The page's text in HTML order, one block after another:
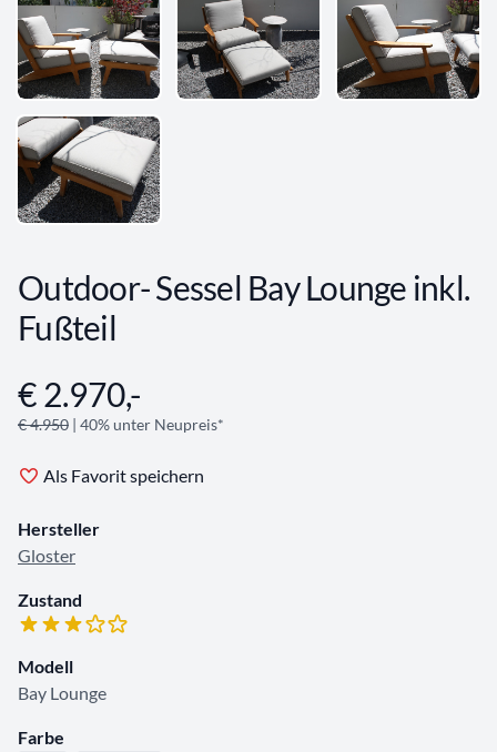
Outdoor- Sessel Bay Lounge inkl.
Fußteil
Angebotsinformationen
€ 2.970,-
€ 4.950 | 40% unter Neupreis*
Als Favorit speichern
Hersteller
Gloster
Zustand
Modell
Bay Lounge
Farbe